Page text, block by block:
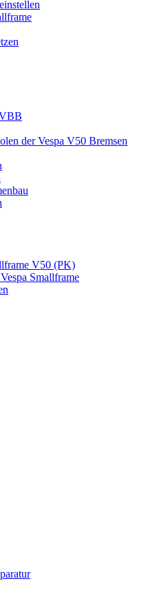
der Vespa V50 Bremsen
V50 (PK)
Smallframe